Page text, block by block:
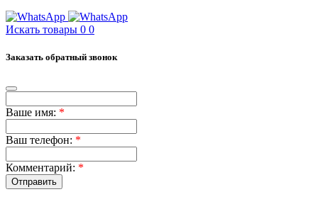
Искать товары 0 0
Заказать обратный звонок
Ваше имя: *
Ваш телефон: *
Комментарий: *
Отправить